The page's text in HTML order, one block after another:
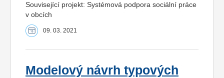
Související projekt: Systémová podpora sociální práce
v obcích
09. 03. 2021
Modelový návrh typových